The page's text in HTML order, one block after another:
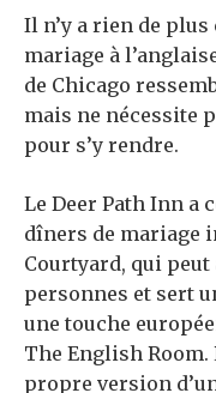
Il n’y a rien de
mariage à
de Chicago
mais ne nécessite
pour s’y rendre.
Le Deer Path Inn a
dîners de mariage
Courtyard, qui peut
personnes et sert
une touche
The English
propre version